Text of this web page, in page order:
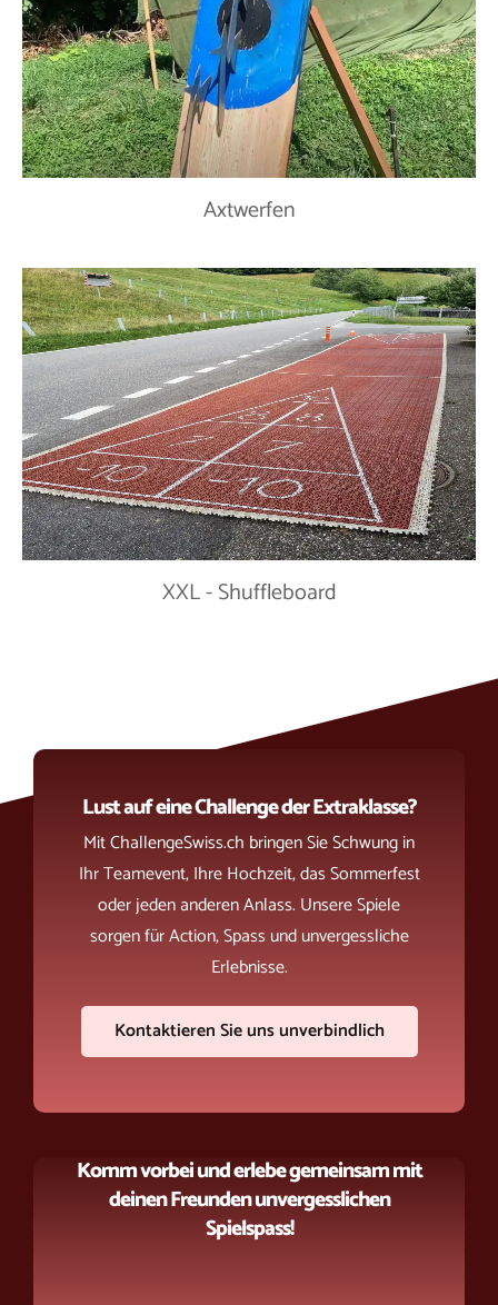
Axtwerfen
XXL - Shuffleboard
Lust auf eine Challenge der Extraklasse?
Mit ChallengeSwiss.ch bringen Sie Schwung in
Ihr Teamevent, Ihre Hochzeit, das Sommerfest
oder jeden anderen Anlass. Unsere Spiele
sorgen für Action, Spass und unvergessliche
Erlebnisse.
Kontaktieren Sie uns unverbindlich
Komm vorbei und erlebe gemeinsam mit
deinen Freunden unvergesslichen
Spielspass!